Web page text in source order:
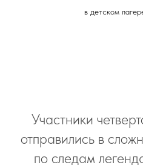
в детском
Участники
отправились в
по следам